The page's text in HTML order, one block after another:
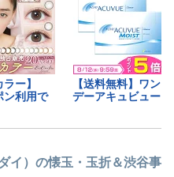
イ）の懐玉・玉折＆渋谷事